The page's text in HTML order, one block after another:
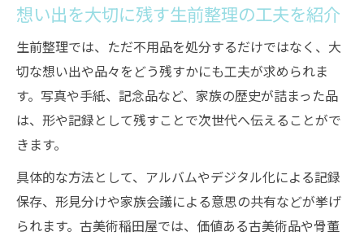
想い出を大切に残す生前整理の工夫を紹介
生前整理では、ただ不用品を処分するだけではなく、大
切な想い出や品々をどう残すかにも工夫が求められま
す。写真や手紙、記念品など、家族の歴史が詰まった品
は、形や記録として残すことで次世代へ伝えることがで
きます。
具体的な方法として、アルバムやデジタル化による記録
保存、形見分けや家族会議による意思の共有などが挙げ
られます。古美術稲田屋では、価値ある古美術品や骨董